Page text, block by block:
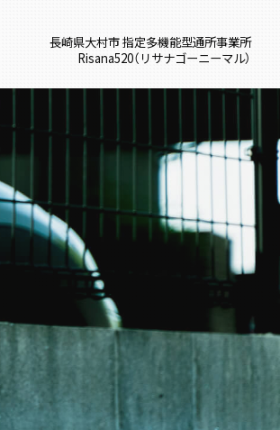
長崎県大村市 指定多機能型通所事業所
Risana520（リサナゴーニーマル）